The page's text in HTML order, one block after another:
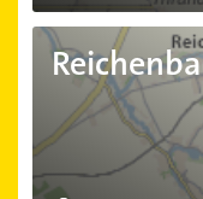
Reichenbach/Oberlausitz